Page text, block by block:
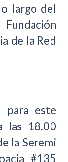
largo del
de la Red
para este
las 18.00
la Seremi
#135